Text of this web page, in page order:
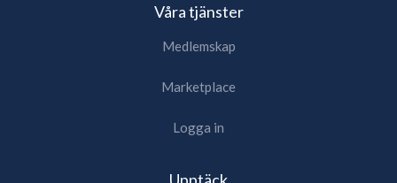
Våra tjänster
Medlemskap
Marketplace
Logga in